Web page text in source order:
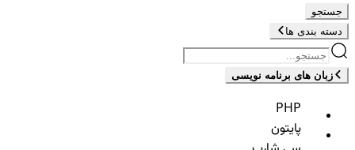
جستجو
دسته بندی ها
زبان های برنامه نویسی
PHP
پایتون